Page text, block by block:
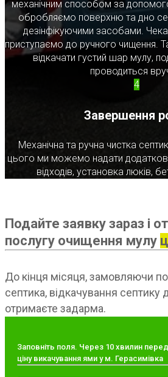
механічним способом за
обробляємо поверхню та дно
дезінфікуючими засобами.
приступаємо до ручного чищення.
відкачати густий шар мулу,
проводиться
4
Завершення
Механічна та ручна чистка
цього ми можемо надати додаткові
відходів, установка люків,
Подайте заявку зараз і
послугу очищення мулу
До кінця місяця, замовляючи
септика, відкачування септику
отримаєте задарма.
Заповніть поля. Через 10 хвилин
ціну викачування ями у м. Герасимівка